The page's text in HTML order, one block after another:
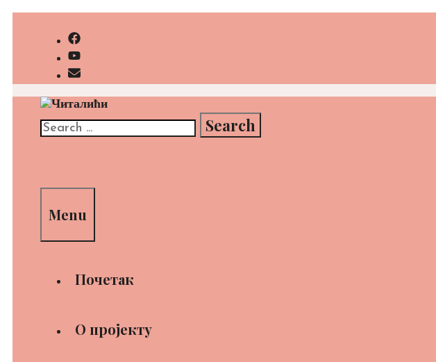
Search
for:
Menu
Почетак
О пројекту